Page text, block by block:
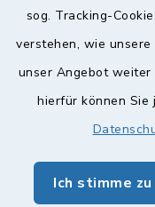
sog. Tracking-
verstehen, wie
unser Angebot
hierfür können Sie
Ich stimme zu
Quicklinks
Landkreis
geoPortal